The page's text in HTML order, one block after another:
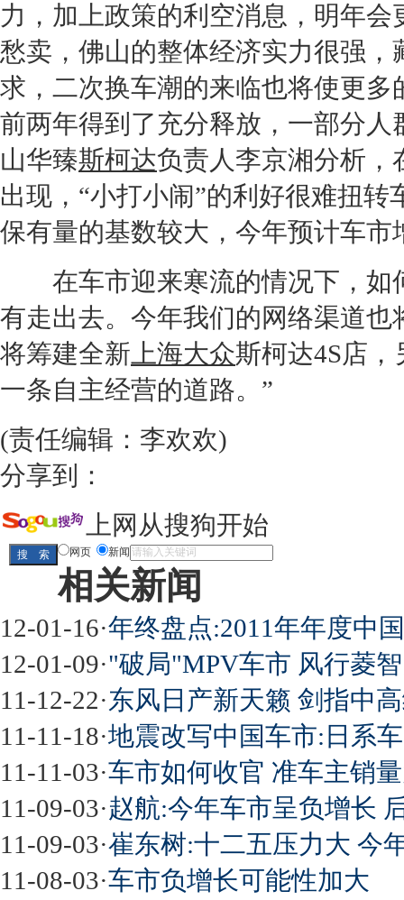
力，加上政策的利空消息，明年
愁卖， 佛山的整体经济实力很强
求，二次换车潮的来临也将使更
前两年得到了充分释放，一部分
山华臻斯柯达负责人李京湘分析，
出现，“小打小闹”的利好很难扭
保有量的基数较大，今年预计车市
在车市迎来寒流的情况下，如
有走出去。今年我们的网络渠道
将筹建全新 上海大众斯柯达4S店
一条自主经营的道路。”
(责任编辑：李欢欢)
分享到：
上网从搜狗开始
网页 新闻
相关新闻
12-01-16·年终盘点:2011年年度中
12-01-09·"破局"MPV车市 风行菱
11-12-22·东风日产新天籁 剑指中
11-11-18·地震改写中国车市:日系
11-11-03·车市如何收官 准车主销
11-09-03·赵航:今年车市呈负增长
11-09-03·崔东树:十二五压力大 今
11-08-03·车市负增长可能性加大